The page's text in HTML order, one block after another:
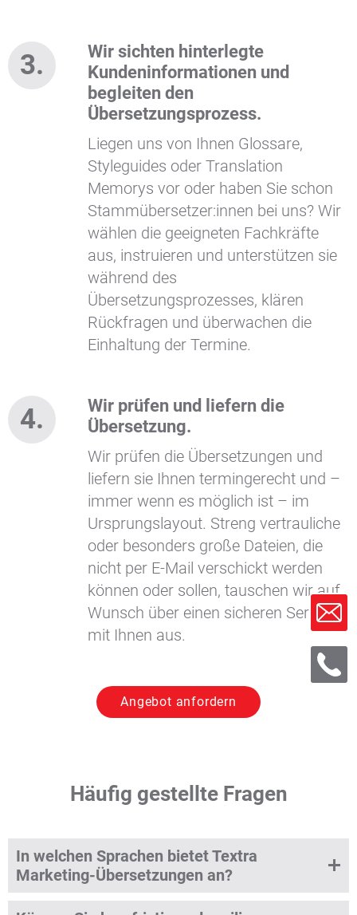
Wir sichten hinterlegte
Kundeninformationen und
begleiten den
Übersetzungsprozess.
Liegen uns von Ihnen Glossare,
Styleguides oder Translation
Memorys vor oder haben Sie schon
Stammübersetzer:innen bei uns? Wir
wählen die geeigneten Fachkräfte
aus, instruieren und unterstützen sie
während des
Übersetzungsprozesses, klären
Rückfragen und überwachen die
Einhaltung der Termine.
Wir prüfen und liefern die
Übersetzung.
Wir prüfen die Übersetzungen und
liefern sie Ihnen termingerecht und –
immer wenn es möglich ist – im
Ursprungslayout. Streng vertrauliche
oder besonders große Dateien, die
nicht per E-Mail verschickt werden
können oder sollen, tauschen wir auf
Wunsch über einen sicheren Server
mit Ihnen aus.
Angebot anfordern
Häufig gestellte Fragen
In welchen Sprachen bietet Textra
Marketing-Übersetzungen an?